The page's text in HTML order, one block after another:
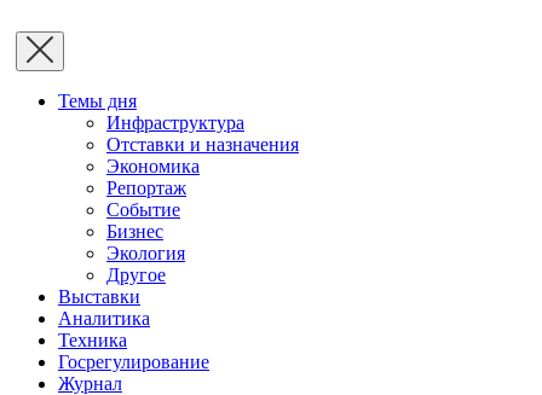
Темы дня
Инфраструктура
Отставки и назначения
Экономика
Репортаж
Событие
Бизнес
Экология
Другое
Выставки
Аналитика
Техника
Госрегулирование
Журнал